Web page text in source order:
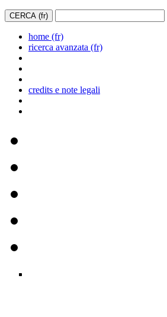
home (fr)
ricerca avanzata (fr)
credits e note legali